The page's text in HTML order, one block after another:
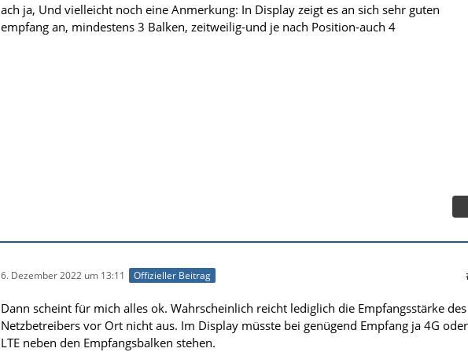
ach ja, Und vielleicht noch eine Anmerkung: In Display zeigt es an sich sehr guten
empfang an, mindestens 3 Balken, zeitweilig-und je nach Position-auch 4
6. Dezember 2022 um 13:11 Offizieller Beitrag
Dann scheint für mich alles ok. Wahrscheinlich reicht lediglich die Empfangsstärke des
Netzbetreibers vor Ort nicht aus. Im Display müsste bei genügend Empfang ja 4G oder
LTE neben den Empfangsbalken stehen.